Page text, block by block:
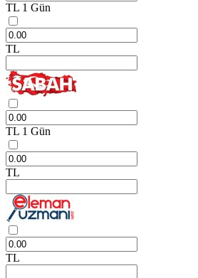
TL 1 Gün
TL
TL 1 Gün
TL
TL